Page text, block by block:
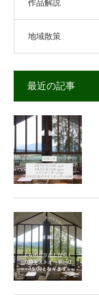
作品解説
地域散策
最近の記事